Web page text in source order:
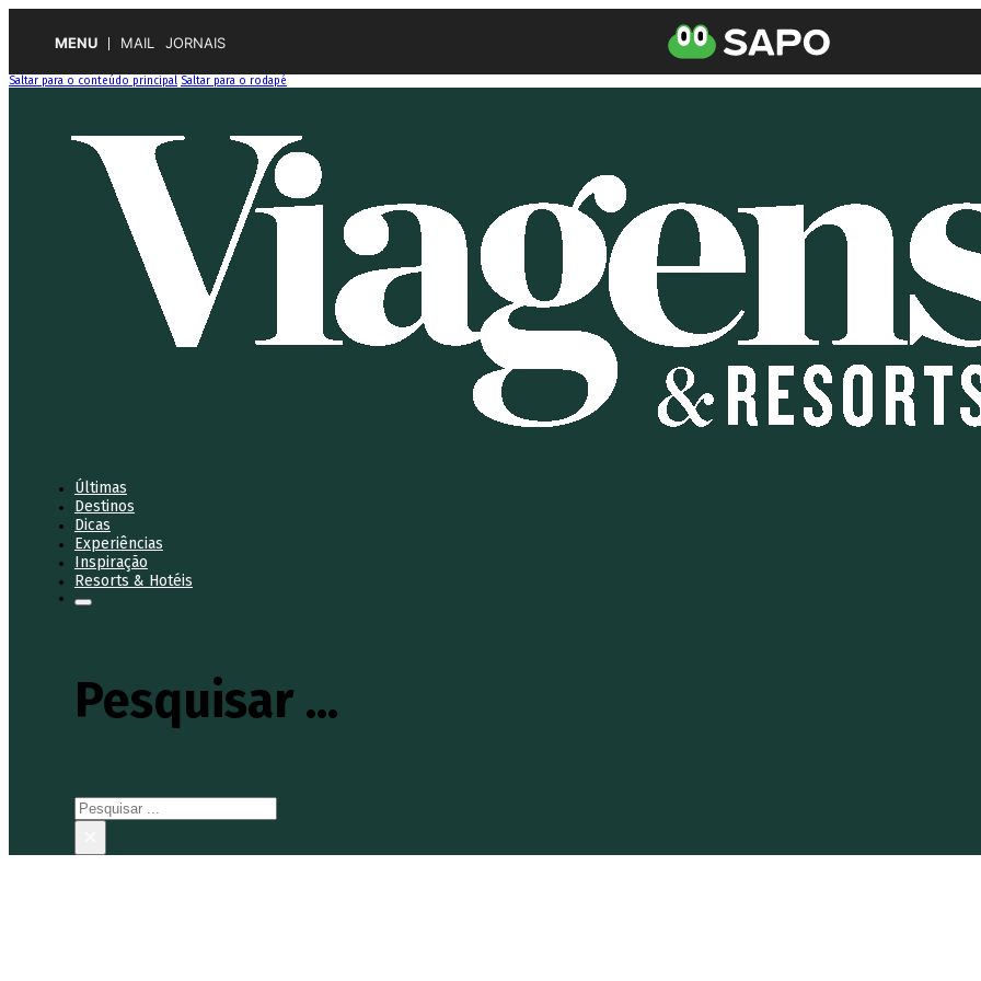
MENU MAIL JORNAIS
Saltar para o conteúdo principal Saltar para o rodapé
Últimas
Destinos
Dicas
Experiências
Inspiração
Resorts & Hotéis
Pesquisar ...
Pesquisar